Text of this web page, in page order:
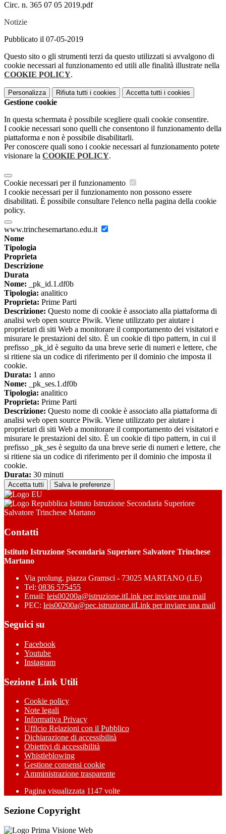
Circ. n. 365 07 05 2019.pdf
Notizie
Pubblicato il 07-05-2019
Questo sito o gli strumenti terzi da questo utilizzati si avvalgono di
cookie necessari al funzionamento ed utili alle finalità illustrate nella
COOKIE POLICY.
Personalizza Rifiuta tutti i cookies Accetta tutti i cookies
Gestione cookie
In questa schermata è possibile scegliere quali cookie consentire.
I cookie necessari sono quelli che consentono il funzionamento della
piattaforma e non è possibile disabilitarli.
Per conoscere quali sono i cookie necessari al funzionamento potete
visionare la COOKIE POLICY.
Cookie necessari per il funzionamento
I cookie necessari per il funzionamento non possono essere
disabilitati. È possibile consultare l'elenco nella pagina della cookie
policy.
www.trinchesemartano.edu.it
Nome
Tipologia
Proprieta
Descrizione
Durata
Nome: _pk_id.1.df0b
Tipologia: analitico
Proprieta: Prime Parti
Descrizione: Questo nome di cookie è associato alla piattaforma di
analisi web open source Piwik. Viene utilizzato per aiutare i
proprietari di siti Web a monitorare il comportamento dei visitatori e
misurare le prestazioni del sito. È un cookie di tipo pattern, in cui il
prefisso _pk_id è seguito da una breve serie di numeri e lettere, che
si ritiene sia un codice di riferimento per il dominio che imposta il
cookie.
Durata: 1 anno
Nome: _pk_ses.1.df0b
Tipologia: analitico
Proprieta: Prime Parti
Descrizione: Questo nome di cookie è associato alla piattaforma di
analisi web open source Piwik. Viene utilizzato per aiutare i
proprietari di siti Web a monitorare il comportamento dei visitatori e
misurare le prestazioni del sito. È un cookie di tipo pattern, in cui il
prefisso _pk_ses è seguito da una breve serie di numeri e lettere, che
si ritiene sia un codice di riferimento per il dominio che imposta il
cookie.
Durata: 30 minuti
Accetta tutti Salva le preferenze
Istituto Istruzione Secondaria Superiore
Salvatore Trinchese Martano
Contatti
Istituto Istruzione Secondaria Superiore Salvatore Trinchese
Martano
Via prolung. piazza Gramsci - 73025 MARTANO (LE)
Tel: 0836 575455
Email: leis00200a@istruzione.itLink per inviare una mail
PEC: leis00200a@pec.istruzione.itLink per inviare una mail
Seguici su
Facebook
Youtube
Instagram
Sezione Link Utili
Cookie policy
Note legali
Informativa Privacy
Ufficio Relazioni con il Pubblico
Dichiarazione di accessibilità
Obiettivi di accessibilità
Whistleblowing
Gestione consensi cookie
Amministrazione trasparente
Pagina visualizzata 1147 volte
Sezione Copyright